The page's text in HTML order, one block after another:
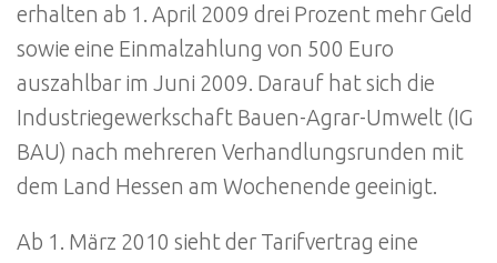
erhalten ab 1. April 2009 drei Prozent mehr Geld
sowie eine Einmalzahlung von 500 Euro
auszahlbar im Juni 2009. Darauf hat sich die
Industriegewerkschaft Bauen-Agrar-Umwelt (IG
BAU) nach mehreren Verhandlungsrunden mit
dem Land Hessen am Wochenende geeinigt.
Ab 1. März 2010 sieht der Tarifvertrag eine